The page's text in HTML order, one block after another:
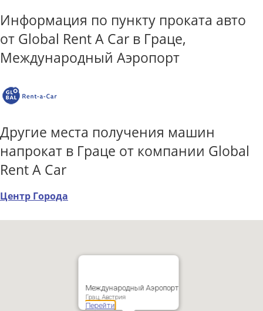
Информация по пункту проката авто
от Global Rent A Car в Граце,
Международный Аэропорт
Другие места получения машин
напрокат в Граце от компании Global
Rent A Car
Центр Города
Международный Аэропорт
Грац, Австрия
Перейти